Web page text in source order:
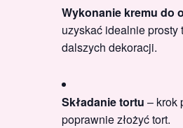
Wykonanie kremu do
uzyskać idealnie prosty
dalszych dekoracji.
Składanie tortu – krok
poprawnie złożyć tort.